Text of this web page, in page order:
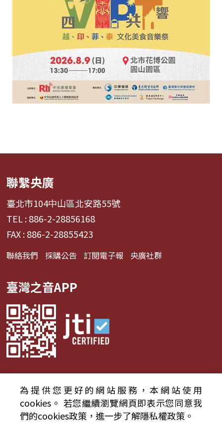
聯繫央廣
臺北市104中山區北安路55號
TEL : 886-2-28856168
FAX : 886-2-28855423
聯絡我們 採購公告 訂閱電子報 央廣社群
臺灣之音APP
© 2024財團法人中央廣播電臺 版權所有
資通安全政策聲明
服務條款 隱私權條款
為提供您更好的網站服務，本網站使用
cookies。 若您繼續瀏覽網頁即表示您同意我
們的cookies政策，進一步了解隱私權政策。